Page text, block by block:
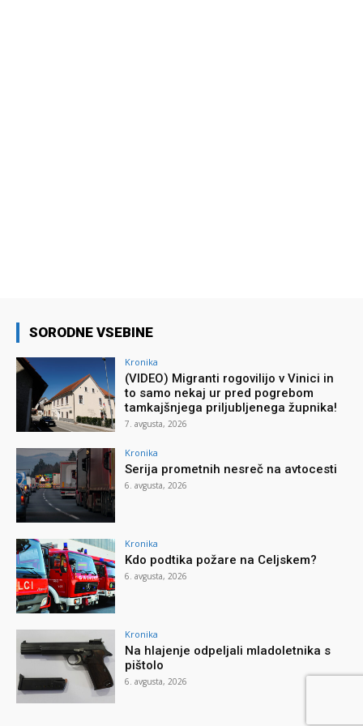
SORODNE VSEBINE
Kronika
(VIDEO) Migranti rogovilijo v Vinici in
to samo nekaj ur pred pogrebom
tamkajšnjega priljubljenega župnika!
7. avgusta, 2026
Kronika
Serija prometnih nesreč na avtocesti
6. avgusta, 2026
Kronika
Kdo podtika požare na Celjskem?
6. avgusta, 2026
Kronika
Na hlajenje odpeljali mladoletnika s
pištolo
6. avgusta, 2026